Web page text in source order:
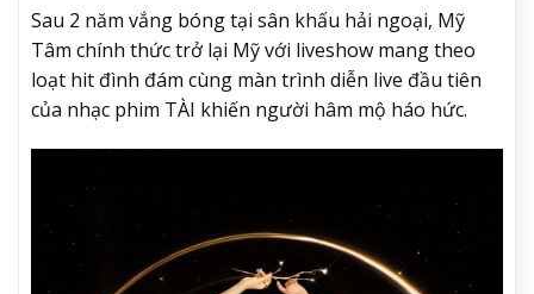
Sau 2 năm vắng bóng tại sân khấu hải ngoại, Mỹ
Tâm chính thức trở lại Mỹ với liveshow mang theo
loạt hit đình đám cùng màn trình diễn live đầu tiên
của nhạc phim TÀI khiến người hâm mộ háo hức.